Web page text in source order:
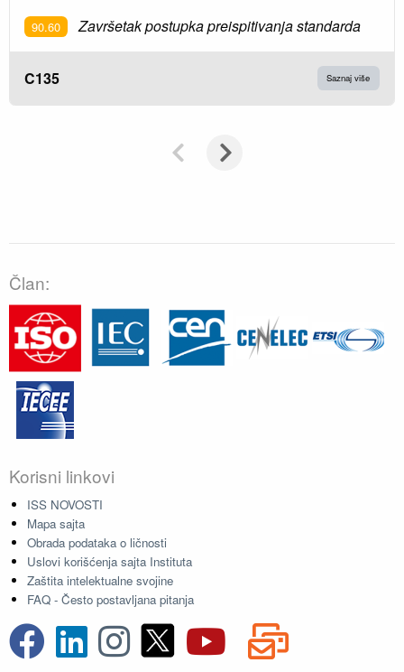
90.60 Završetak postupka preispitivanja standarda
C135 Saznaj više
Član:
Korisni linkovi
ISS NOVOSTI
Mapa sajta
Obrada podataka o ličnosti
Uslovi korišćenja sajta Instituta
Zaštita intelektualne svojine
FAQ - Često postavljana pitanja